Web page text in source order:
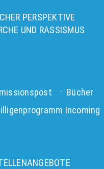
PERSPEKTIVE
UND RASSISMUS
Bücher
Incoming